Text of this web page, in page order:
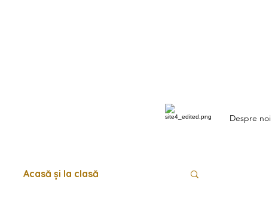
Despre noi
Acasă și la clasă